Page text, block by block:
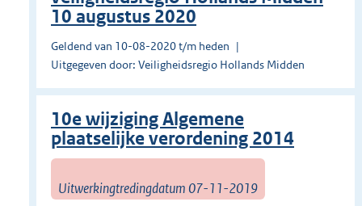
10 augustus 2020
Geldend van 10-08-2020 t/m heden
Uitgegeven door: Veiligheidsregio Hollands Midden
10e wijziging Algemene
plaatselijke verordening 2014
Uitwerkingtredingdatum 07-11-2019